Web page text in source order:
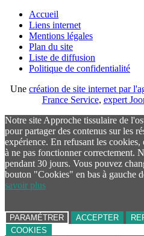
Accueil
Liens internet
Mentions légales
Plan du site
Liste de diffusion
Politique de confidentialité
Une création de site internet par
France Service, expert
Notre site Approche tissulaire de
pour partager des contenus sur les
expérience. En refusant les cookies,
à ne pas fonctionner correctement.
pendant 30 jours. Vous pouvez
bouton "Cookies" en bas à gauche
savoir plus
PARAMÉTRER ACCEPTER
COOKIES